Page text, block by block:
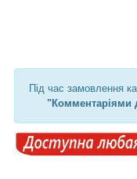
Під час замовлення
"Комментаріями